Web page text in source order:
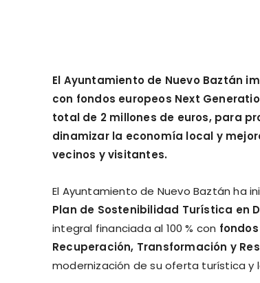
El Ayuntamiento de Nuevo Baztán
con fondos europeos Next
total de 2 millones de euros, para
dinamizar la economía local y
vecinos y visitantes.
El Ayuntamiento de Nuevo Baztán ha
Plan de Sostenibilidad Turística en
integral financiada al 100 % con
Recuperación, Transformación y
modernización de su oferta turística y